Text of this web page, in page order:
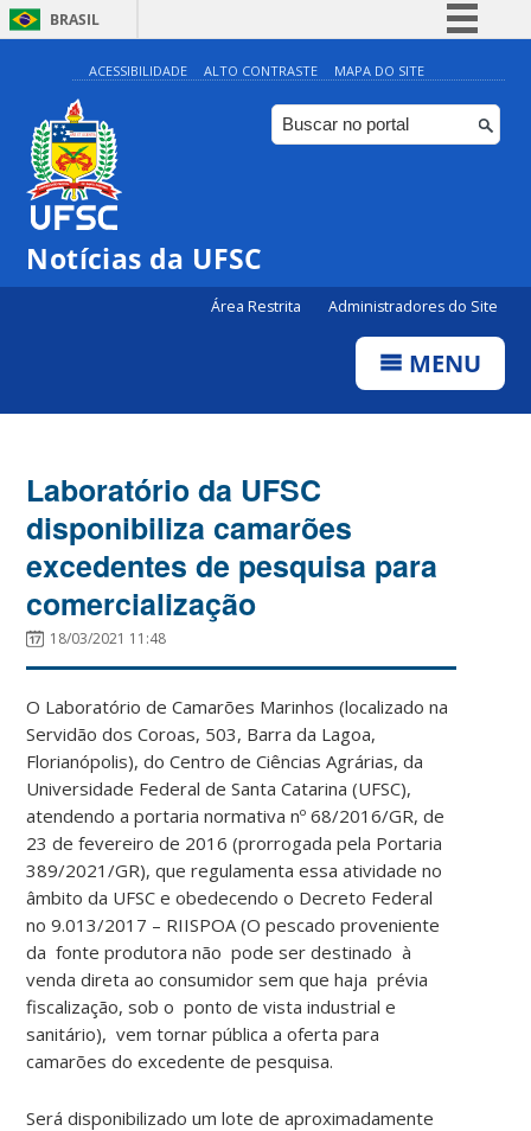
BRASIL
Simplifique!
Comunica BR
Participe
ACESSIBILIDADE ALTO CONTRASTE MAPA DO SITE
Notícias da UFSC
Área Restrita Administradores do Site
MENU
Laboratório da UFSC
disponibiliza camarões
excedentes de pesquisa para
comercialização
18/03/2021 11:48
O Laboratório de Camarões Marinhos (localizado na
Servidão dos Coroas, 503, Barra da Lagoa,
Florianópolis), do Centro de Ciências Agrárias, da
Universidade Federal de Santa Catarina (UFSC),
atendendo a portaria normativa nº 68/2016/GR, de
23 de fevereiro de 2016 (prorrogada pela Portaria
389/2021/GR), que regulamenta essa atividade no
âmbito da UFSC e obedecendo o Decreto Federal
no 9.013/2017 – RIISPOA (O pescado proveniente
da fonte produtora não pode ser destinado à
venda direta ao consumidor sem que haja prévia
fiscalização, sob o ponto de vista industrial e
sanitário), vem tornar pública a oferta para
camarões do excedente de pesquisa.
Será disponibilizado um lote de aproximadamente